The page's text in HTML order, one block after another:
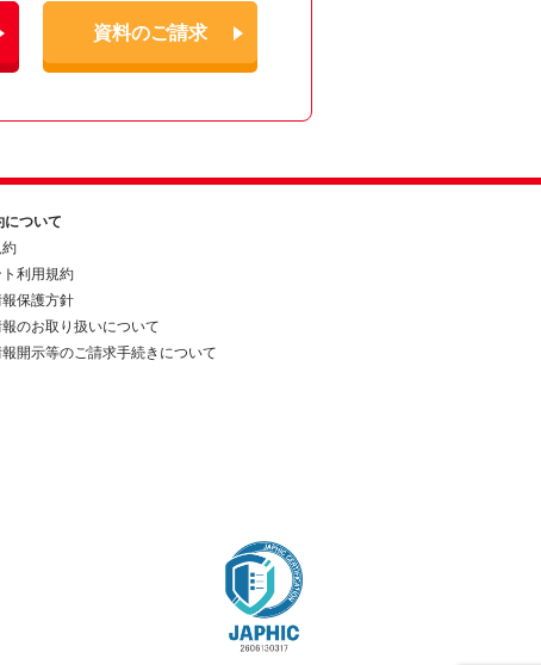
資料のご請求
ついて
利用規約
保護方針
のお取り扱いについて
開示等のご請求手続きについて